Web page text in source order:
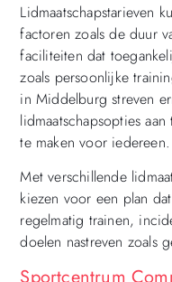
Lidmaatschapstarieven
factoren zoals de duur
faciliteiten dat
zoals persoonlijke
in Middelburg streven
lidmaatschapsopties
te maken voor iedereen.
Met verschillende
kiezen voor een plan
regelmatig trainen,
doelen nastreven zoals
Sportcentrum